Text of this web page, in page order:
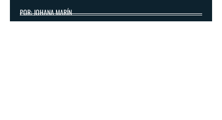
POR: JOHANA MARÍN